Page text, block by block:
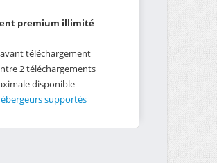
premium illimité
téléchargement
2 téléchargements
disponible
supportés